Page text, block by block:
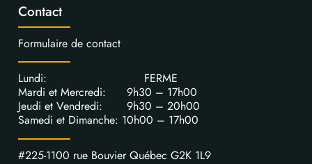
Contact
Formulaire de contact
Lundi: FERME
Mardi et Mercredi: 9h30 – 17h00
Jeudi et Vendredi: 9h30 – 20h00
Samedi et Dimanche: 10h00 – 17h00
#225-1100 rue Bouvier Québec G2K 1L9